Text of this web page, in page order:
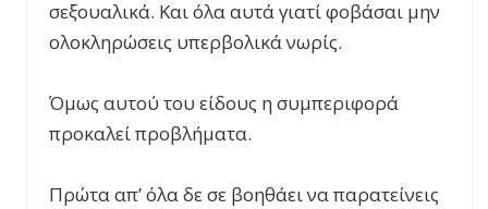
σεξουαλικά. Και όλα αυτά γιατί φοβάσαι μην
ολοκληρώσεις υπερβολικά νωρίς.
Όμως αυτού του είδους η συμπεριφορά
προκαλεί προβλήματα.
Πρώτα απ’ όλα δε σε βοηθάει να παρατείνεις